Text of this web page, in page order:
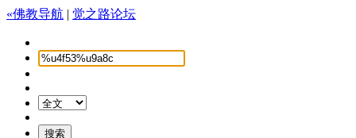
«佛教导航 | 觉之路论坛